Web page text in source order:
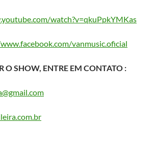
watch?v=qkuPpkYMKas
vanmusic.oficial
O SHOW, ENTRE EM CONTATO :